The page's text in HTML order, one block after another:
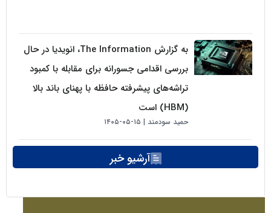
به گزارش The Information، انویدیا در حال
بررسی اقدامی جسورانه برای مقابله با کمبود
تراشه‌های پیشرفته حافظه با پهنای باند بالا
حمید سودمند ۱۵-۰۵-۱۴۰۵
آرشیو خبر